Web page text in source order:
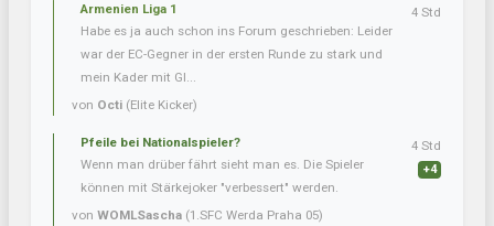
Armenien Liga 1
Habe es ja auch schon ins Forum geschrieben: Leider
war der EC-Gegner in der ersten Runde zu stark und
mein Kader mit Gl...
von Octi (Elite Kicker)
4 Std
Pfeile bei Nationalspieler?
Wenn man drüber fährt sieht man es. Die Spieler
können mit Stärkejoker "verbessert" werden.
von WOMLSascha (1.SFC Werda Praha 05)
4 Std
+4